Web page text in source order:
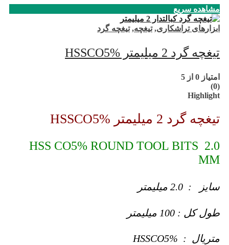
مشاهده سریع
ابزارهای تراشکاری,تیغچه,تیغچه گرد
تیغچه گرد 2 میلیمتر HSSCO5%
امتیاز 0 از 5
(0)
Highlight
تیغچه گرد 2 میلیمتر HSSCO5%
HSS CO5% ROUND TOOL BITS 2.0
MM
سایز : 2.0 میلیمتر
طول کل : 100 میلیمتر
متریال : HSSCO5%